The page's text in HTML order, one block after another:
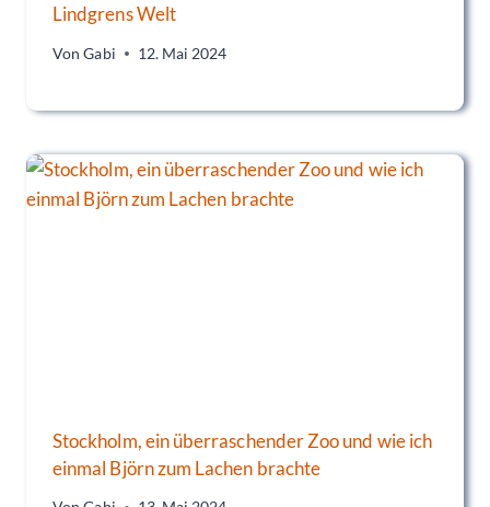
Lindgrens Welt
Von Gabi 12. Mai 2024
Stockholm, ein überraschender Zoo und wie ich
einmal Björn zum Lachen brachte